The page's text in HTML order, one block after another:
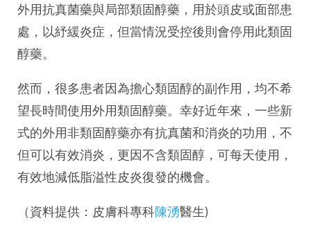
外用抗真菌藥與局部類固醇藥，用於頭皮或面部患
處，以紓緩炎症，但當情況受控後則會停用此類固
醇藥。
然而，很多患者因為擔心類固醇的副作用，均不希
望長時間使用外用類固醇藥。幸好近年來，一些新
式的外用非類固醇藥亦有抗真菌和消炎的功用，不
但可以有效消炎，更因不含類固醇，可每天使用，
有效地減低脂溢性皮炎復發的機會。
（資料提供：皮膚科專科陳湧醫生)